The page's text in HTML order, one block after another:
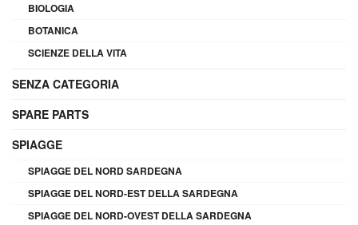
BIOLOGIA
BOTANICA
SCIENZE DELLA VITA
SENZA CATEGORIA
SPARE PARTS
SPIAGGE
SPIAGGE DEL NORD SARDEGNA
SPIAGGE DEL NORD-EST DELLA SARDEGNA
SPIAGGE DEL NORD-OVEST DELLA SARDEGNA